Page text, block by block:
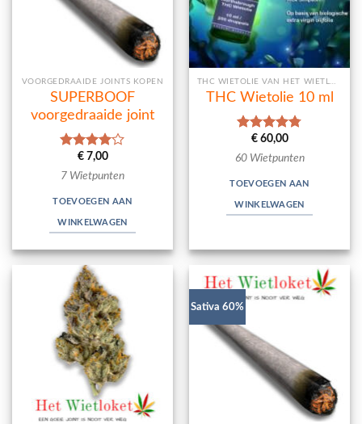
VOORGEDRAAIDE JOINTS KOPEN
SUPERBOOF
voorgedraaide joint
Waardering
4.00uit
€7,00
7 Wietpunten
TOEVOEGEN AAN
WINKELWAGEN
THC Wietolie 10 ml
Waardering
4.75uit 5
€60,00
60 Wietpunten
TOEVOEGEN AAN
WINKELWAGEN
Sativa 60%